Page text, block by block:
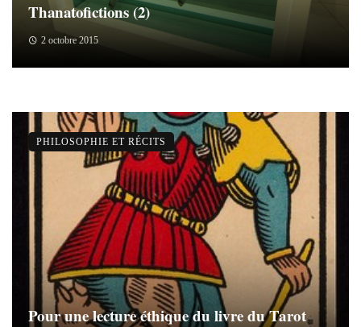
Thanatofictions (2)
2 octobre 2015
Pour une lecture éthique du livre du Tarot
PHILOSOPHIE ET RÉCITS